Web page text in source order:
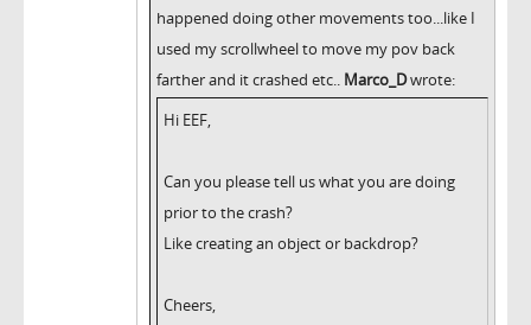
happened doing other movements too...like I
used my scrollwheel to move my pov back
farther and it crashed etc.. Marco_Dwrote:
Hi EEF,
Can you please tell us what you are doing
prior to the crash?
Like creating an object or backdrop?
Cheers,